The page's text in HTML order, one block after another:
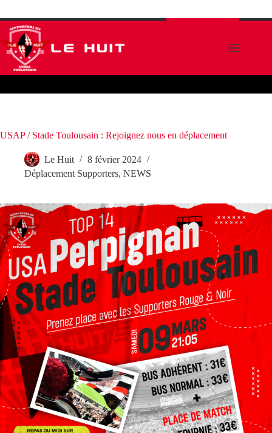
contenu
USAP / Stade Toulousain : Rejoignez nous en déplacement
Le Huit
8 février 2024
Déplacement Supporters, NEWS